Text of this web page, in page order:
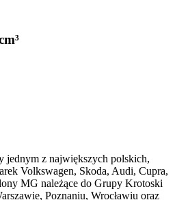
jednym z największych polskich,
Volkswagen, Skoda, Audi, Cupra,
MG należące do Grupy Krotoski
Poznaniu, Wrocławiu oraz